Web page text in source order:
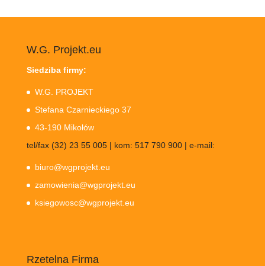
W.G. Projekt.eu
Siedziba firmy:
W.G. PROJEKT
Stefana Czarnieckiego 37
43-190 Mikołów
tel/fax (32) 23 55 005 | kom: 517 790 900 | e-mail:
biuro@wgprojekt.eu
zamowienia@wgprojekt.eu
ksiegowosc@wgprojekt.eu
Rzetelna Firma